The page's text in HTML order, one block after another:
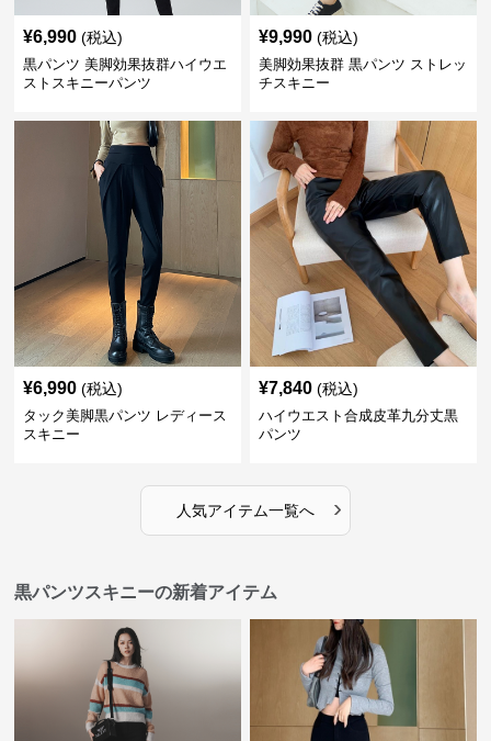
¥6,990 (税込)
黒パンツ 美脚効果抜群ハイウエ
ストスキニーパンツ
¥9,990 (税込)
美脚効果抜群 黒パンツ ストレッ
チスキニー
¥6,990 (税込)
タック美脚黒パンツ レディース
スキニー
¥7,840 (税込)
ハイウエスト合成皮革九分丈黒
パンツ
人気アイテム一覧へ ›
黒パンツスキニーの新着アイテム